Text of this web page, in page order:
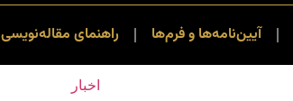
آیین‌نامه‌ها و فرم‌ها راهنمای مقاله‌نویسی
اخبار